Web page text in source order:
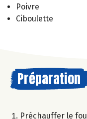
Poivre
Ciboulette
Préparation
Préchauffer le